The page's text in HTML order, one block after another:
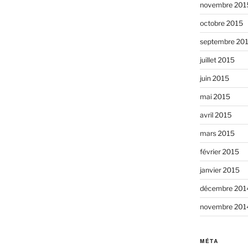
novembre
octobre 2015
septembre
juillet 2015
juin 2015
mai 2015
avril 2015
mars 2015
février 2015
janvier 2015
décembre
novembre
MÉTA